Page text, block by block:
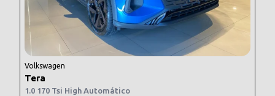
Volkswagen
Tera
1.0 170 Tsi High Automático